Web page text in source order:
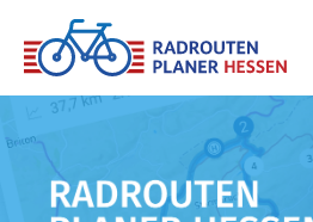
Skip to main content